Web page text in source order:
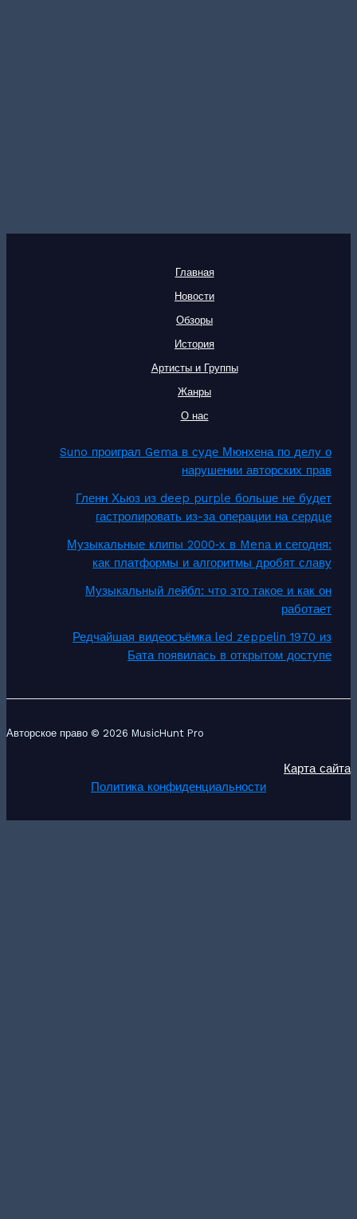
Главная
Новости
Обзоры
История
Артисты и Группы
Жанры
О нас
Suno проиграл Gema в суде Мюнхена по делу о
нарушении авторских прав
Гленн Хьюз из deep purple больше не будет
гастролировать из-за операции на сердце
Музыкальные клипы 2000‑х в Mena и сегодня:
как платформы и алгоритмы дробят славу
Музыкальный лейбл: что это такое и как он
работает
Редчайшая видеосъёмка led zeppelin 1970 из
Бата появилась в открытом доступе
Авторское право © 2026 MusicHunt Pro
Карта сайта
Политика конфиденциальности